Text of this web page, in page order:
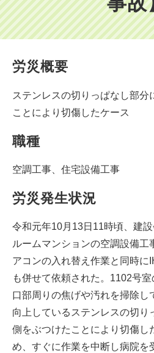
労災概要
ステンレスの切りっぱなし部分
ことにより切傷したケース
職種
空調工事、住宅設備工事
労災発生状況
令和元年10月13日11時頃、建
ルームマンションの空調設備工
アコンの入れ替え作業と同時に
も併せて依頼された。1102号
口部周りの焦げや汚れを掃除し
向上しているステンレスの切り
側をぶつけたことにより切傷し
め、すぐに作業を中断し病院を